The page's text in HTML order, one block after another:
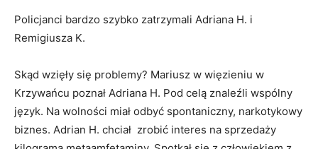
Policjanci bardzo szybko zatrzymali Adriana H. i
Remigiusza K.
Skąd wzięły się problemy? Mariusz w więzieniu w
Krzywańcu poznał Adriana H. Pod celą znaleźli wspólny
język. Na wolności miał odbyć spontaniczny, narkotykowy
biznes. Adrian H. chciał zrobić interes na sprzedaży